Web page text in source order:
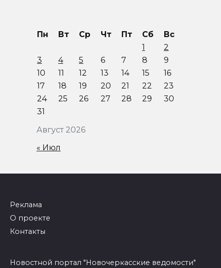
Август 2026
Пн Вт Ср Чт Пт Сб
Вс
1
2
3
4 5 6 7 8
9
10
11 12 13 14 15
16
17
18 19 20 21 22
23
24
25 26 27 28 29
30
31
« Июл
Реклама
О проекте
Контакты
Новостной портал "Новочеркасские ведомости"